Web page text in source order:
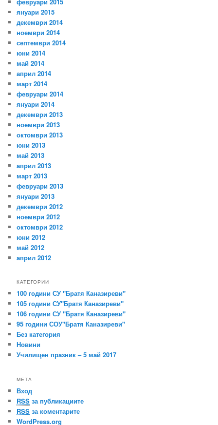
януари 2015
декември 2014
ноември 2014
септември 2014
юни 2014
май 2014
април 2014
март 2014
февруари 2014
януари 2014
декември 2013
ноември 2013
октомври 2013
юни 2013
май 2013
април 2013
март 2013
февруари 2013
януари 2013
декември 2012
ноември 2012
октомври 2012
юни 2012
май 2012
април 2012
КАТЕГОРИИ
100 години СУ "Братя Каназиреви"
105 години СУ"Братя Каназиреви"
106 години СУ "Братя Каназиреви"
95 години СОУ"Братя Каназиреви"
Без категория
Новини
Училищен празник – 5 май 2017
МЕТА
Вход
RSS за публикациите
RSS за коментарите
WordPress.org